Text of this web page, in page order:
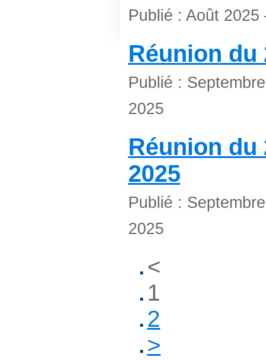
Publié : Août
Réunion du
Publié :
2025
Réunion du
2025
Publié :
2025
<
1
2
>